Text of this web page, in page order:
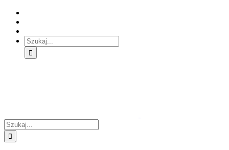
Skip
Treść
główna
Skip
Menu
główne
Skip
Menu
dodatkowe
Szukaj
Szukaj